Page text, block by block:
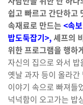
쉽고 빠르고 간단하고
속재료로 만드는 <속
밥도둑잡기>,셰프의
위한 프로그램을 행하
자신의 집으로 와서
옛날 과자 등이 올라
이야기 속으로 빠져들
넉넉함이 오고가는 밥